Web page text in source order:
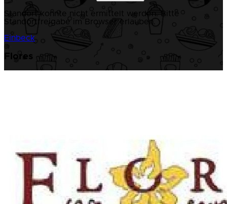
Standort konnte nicht ermittelt werden. Bitte
Standortfreigabe im Browser erlauben.
Einbeck
Flores